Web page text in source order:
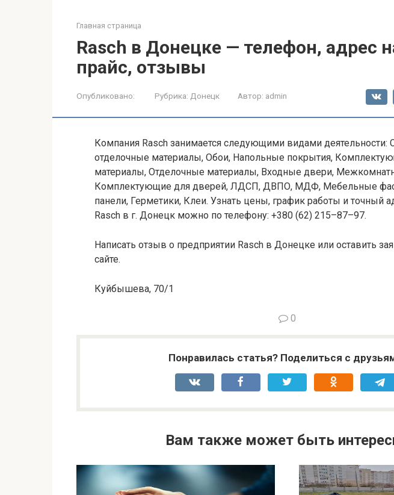
Главная страница
Rasch в Донецке — телефон, адрес
прайс, отзывы
Опубликовано: Рубрика: Донецк Автор: admin
Компания Rasch занимается следующими видами деятельности:
отделочные материалы, Обои, Напольные покрытия,
материалы, Отделочные материалы, Входные двери,
Комплектующие для дверей, ЛДСП, ДВПО, МДФ, Мебельные
панели, Герметики, Клеи. Узнать цены, график работы и точный
Rasch в г. Донецк можно по телефону: +380 (62) 215–87–97.
Написать отзыв о предприятии Rasch в Донецке или оставить
сайте.
Куйбышева, 70/1
0
Понравилась статья? Поделиться с
Вам также может быть